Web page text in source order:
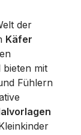
der
Käfer
mit
Fühlern